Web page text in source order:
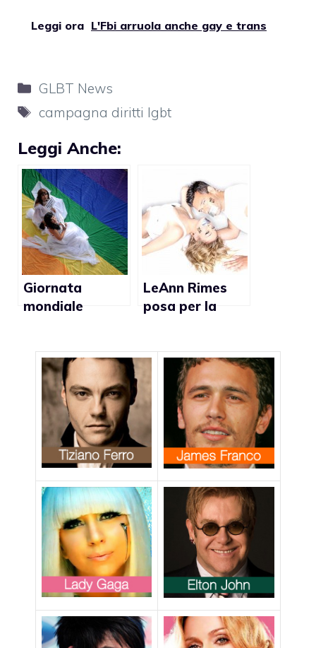
Leggi ora L'Fbi arruola anche gay e trans
Categorie
GLBT News
Tag
campagna diritti lgbt
Leggi Anche:
Giornata
mondiale
tutti
LeAnn Rimes
posa per la